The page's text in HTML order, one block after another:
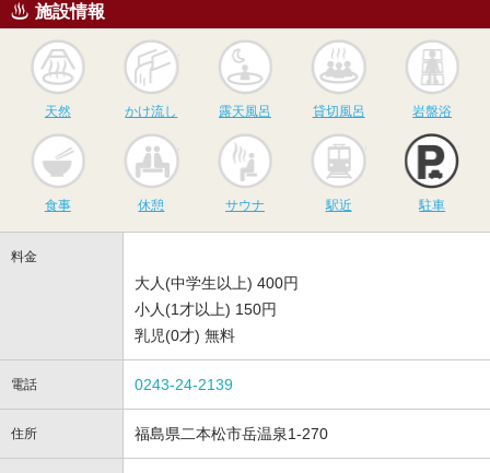
施設情報
天然
かけ流し
かけ流し
露天風呂
露天風呂
貸切風呂
貸切風呂 岩盤浴
食事 休憩
サウナ
サウナ 駅近 駐車
料金
大人(中学生以上) 400円
小人(1才以上) 150円
乳児(0才) 無料
電話 0243-24-2139
住所 福島県二本松市岳温泉1-270